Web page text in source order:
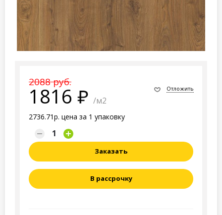
2088 руб.
1816 /м2
2736.71р. цена за 1 упаковку
Отложить
Заказать
В рассрочку